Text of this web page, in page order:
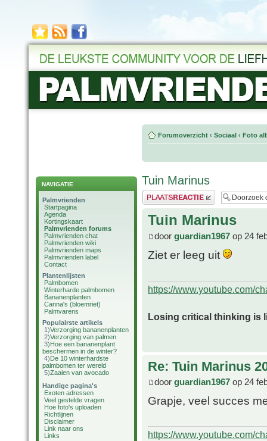
NAVIGATIE
Palmvrienden
Startpagina
Agenda
Kortingskaart
Palmvrienden forums
Palmvrienden chat
Palmvrienden wiki
Palmvrienden maps
Palmvrienden label
Contact
Plantenlijsten
Palmbomen
Winterharde palmbomen
Bananenplanten
Canna's (bloemriet)
Palmvarens
Populairste artikels
1)Verzorging bananenplanten
2)Verzorging van palmen
3)Hoe een bananenplant
beschermen in de winter?
4)De 10 winterhardste
palmbomen ter wereld
5)Zaaien van avocado
Handige pagina's
Exoten adressen
Veel gestelde vragen
Hoe foto's uploaden
Richtlijnen
Disclaimer
Link naar ons
Links
Forumoverzicht ‹ Sociaal ‹ Foto
Tuin Marinus
Plaats een reactie
Tuin Marinus
door guardian1967 op 24
Ziet er leeg uit
https://www.youtube.com/
Losing critical thinking is
Re: Tuin Marinus
door guardian1967 op 24
Grapje, veel succes
https://www.youtube.com/